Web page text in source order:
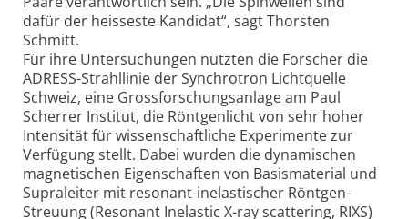
dafür der heisseste Kandidat“, sagt Thorsten
Schmitt.
Für ihre Untersuchungen nutzten die Forscher die
ADRESS-Strahllinie der Synchrotron Lichtquelle
Schweiz, eine Grossforschungsanlage am Paul
Scherrer Institut, die Röntgenlicht von sehr hoher
Intensität für wissenschaftliche Experimente zur
Verfügung stellt. Dabei wurden die dynamischen
magnetischen Eigenschaften von Basismaterial und
Supraleiter mit resonant-inelastischer Röntgen-
Streuung (Resonant Inelastic X-ray scattering, RIXS)